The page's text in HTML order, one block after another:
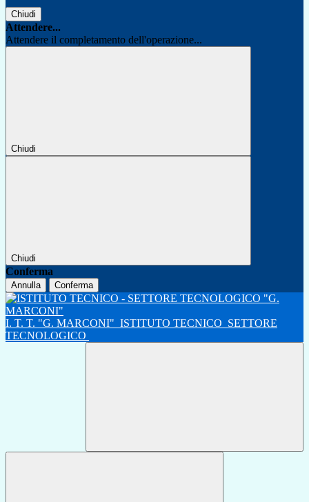
Chiudi
Attendere...
Attendere il completamento dell'operazione...
Chiudi
Chiudi
Conferma
Annulla Conferma
I. T. T. "G. MARCONI" ISTITUTO TECNICO SETTORE
TECNOLOGICO